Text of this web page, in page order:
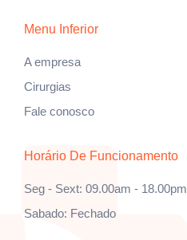
Menu Inferior
A empresa
Cirurgias
Fale conosco
Horário De Funcionamento
Seg - Sext: 09.00am - 18.00pm
Sabado: Fechado